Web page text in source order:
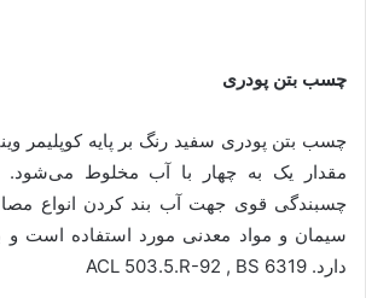
چسب بتن پودری
چسب بتن پودری سفید رنگ بر پایه کوپلیمر
مقدار یک به چهار با آب مخلوط می‌شود.
چسبندگی قوی جهت آب بند کردن انواع
سیمان و مواد معدنی مورد استفاده است و
دارد. ACL 503.5.R-92 , BS 6319